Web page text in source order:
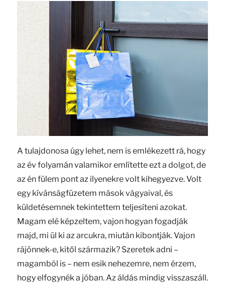
A tulajdonosa úgy lehet, nem is emlékezett rá, hogy
az év folyamán valamikor említette ezt a dolgot, de
az én fülem pont az ilyenekre volt kihegyezve. Volt
egy kívánságfüzetem mások vágyaival, és
küldetésemnek tekintettem teljesíteni azokat.
Magam elé képzeltem, vajon hogyan fogadják
majd, mi ül ki az arcukra, miután kibontják. Vajon
rájönnek-e, kitől származik? Szeretek adni –
magamból is – nem esik nehezemre, nem érzem,
hogy elfogynék a jóban. Az áldás mindig visszaszáll.